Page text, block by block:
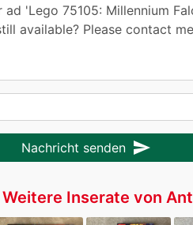
Nachricht senden send
Weitere Inserate von Ant